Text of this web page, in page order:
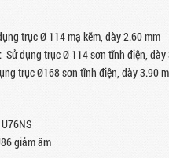
trục Ø 114 mạ kẽm, dày 2.60 mm
Sử dụng trục Ø 114 sơn tĩnh điện, dày
trục Ø168 sơn tĩnh điện, dày 3.90
giảm âm